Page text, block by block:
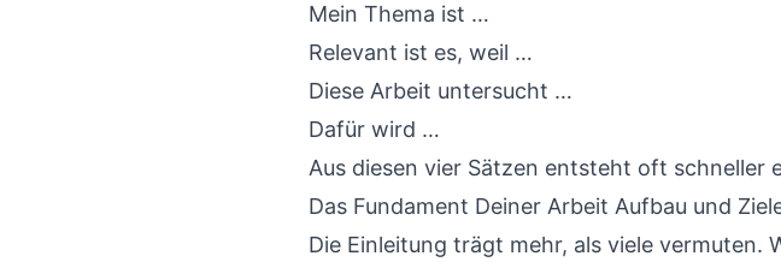
Mein Thema ist …
Relevant ist es, weil …
Diese Arbeit untersucht …
Dafür wird …
Aus diesen vier Sätzen entsteht oft schneller
Das Fundament Deiner Arbeit Aufbau und
Die Einleitung trägt mehr, als viele vermuten.